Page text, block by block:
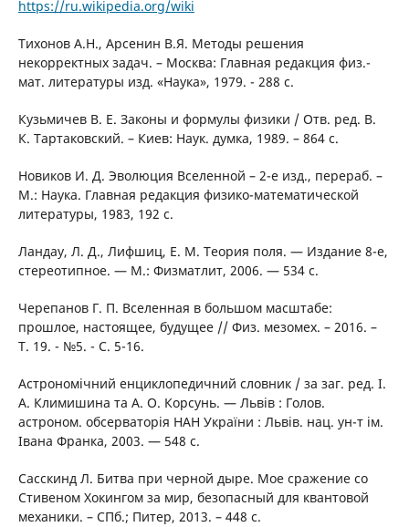
https://ru.wikipedia.org/wiki
Тихонов А.Н., Арсенин В.Я. Методы решения
некорректных задач. – Москва: Главная редакция физ.-
мат. литературы изд. «Наука», 1979. - 288 с.
Кузьмичев В. Е. Законы и формулы физики / Отв. ред. В.
К. Тартаковский. – Киев: Наук. думка, 1989. – 864 с.
Новиков И. Д. Эволюция Вселенной – 2-е изд., перераб. –
М.: Наука. Главная редакция физико-математической
литературы, 1983, 192 с.
Ландау, Л. Д., Лифшиц, Е. М. Теория поля. — Издание 8-е,
стереотипное. — М.: Физматлит, 2006. — 534 с.
Черепанов Г. П. Вселенная в большом масштабе:
прошлое, настоящее, будущее // Физ. мезомех. – 2016. –
Т. 19. - №5. - С. 5-16.
Астрономічний енциклопедичний словник / за заг. ред. І.
А. Климишина та А. О. Корсунь. — Львів : Голов.
астроном. обсерваторія НАН України : Львів. нац. ун-т ім.
Івана Франка, 2003. — 548 с.
Сасскинд Л. Битва при черной дыре. Мое сражение со
Стивеном Хокингом за мир, безопасный для квантовой
механики. – СПб.; Питер, 2013. – 448 с.